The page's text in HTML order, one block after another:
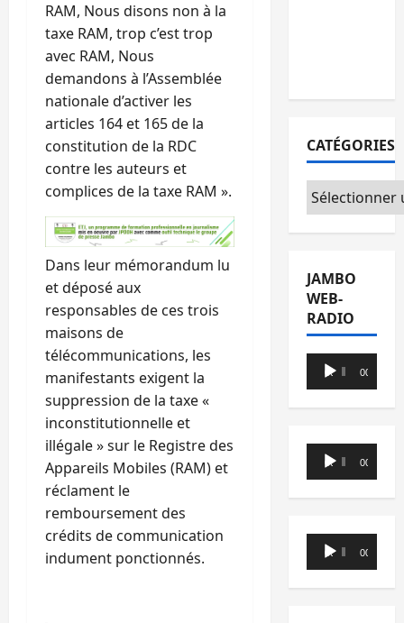
RAM, Nous disons non à la
taxe RAM, trop c’est trop
avec RAM, Nous
demandons à l’Assemblée
nationale d’activer les
articles 164 et 165 de la
constitution de la RDC
contre les auteurs et
complices de la taxe RAM ».
Dans leur mémorandum lu
et déposé aux
responsables de ces trois
maisons de
télécommunications, les
manifestants exigent la
suppression de la taxe «
inconstitutionnelle et
illégale » sur le Registre des
Appareils Mobiles (RAM) et
réclament le
remboursement des
crédits de communication
indument ponctionnés.
CATÉGORIES
Catégories
JAMBO
WEB-
RADIO
Lecteur
audio
00:00 00:00
Lecteur
audio
00:00 00:00
Lecteur
audio
00:00 00:00